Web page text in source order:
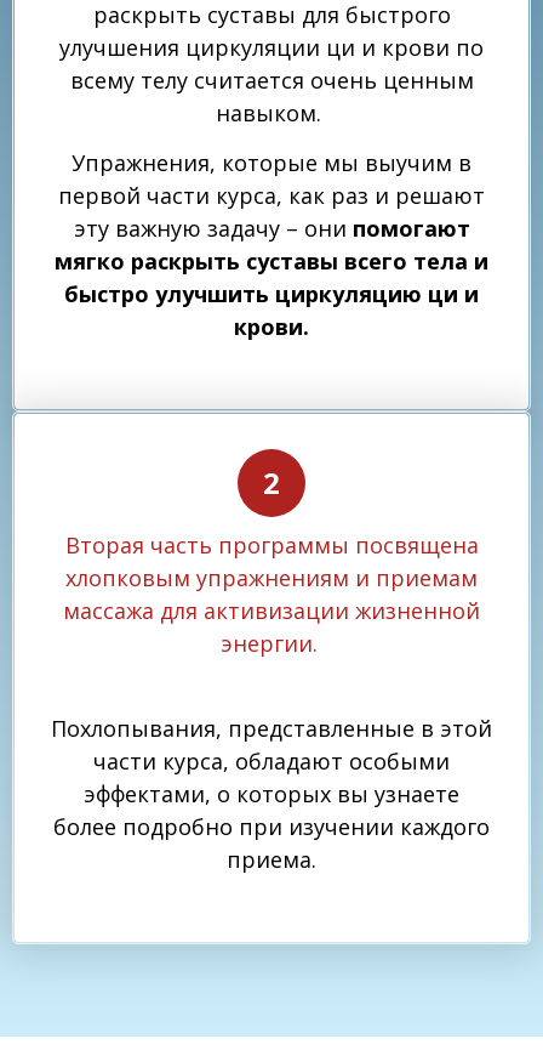
раскрыть суставы для быстрого
улучшения циркуляции ци и крови по
всему телу считается очень ценным
навыком.
Упражнения, которые мы выучим в
первой части курса, как раз и решают
эту важную задачу – они помогают
мягко раскрыть суставы всего тела и
быстро улучшить циркуляцию ци и
крови.
Вторая часть программы посвящена
хлопковым упражнениям и приемам
массажа для активизации жизненной
энергии.
Похлопывания, представленные в этой
части курса, обладают особыми
эффектами, о которых вы узнаете
более подробно при изучении каждого
приема.